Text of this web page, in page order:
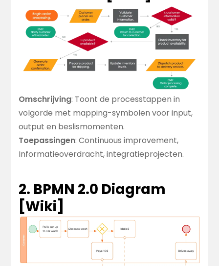
Omschrijving: Toont de processtappen in
volgorde met mapping-symbolen voor input,
output en beslismomenten.
Toepassingen: Continuous improvement,
Informatieoverdracht, integratieprojecten.
2. BPMN 2.0 Diagram
[Wiki]